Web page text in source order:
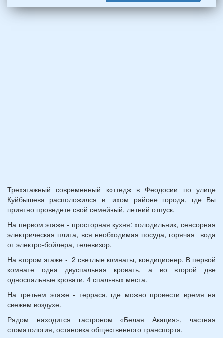
и
Трехэтажный современный коттедж в Феодосии по улице
Куйбышева расположился в тихом районе города, где Вы
приятно проведете свой семейный, летний отпуск.
На первом этаже - просторная кухня: холодильник, сенсорная
электрическая плита, вся необходимая посуда, горячая вода
от электро-бойлера, телевизор.
На втором этаже - 2 светлые комнаты, кондиционер. В первой
комнате одна двуспальная кровать, а во второй две
односпальные кровати. 4 спальных места.
На третьем этаже - терраса, где можно провести время на
свежем воздухе.
Рядом находится гастроном «Белая Акация», частная
стоматология, остановка общественного транспорта.